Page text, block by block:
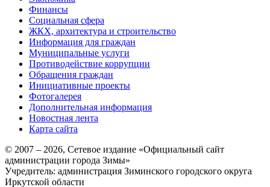
Финансы
Социальная сфера
ЖКХ, архитектура и строительство
Информация для граждан
Муниципальные услуги
Противодействие коррупции
Обращения граждан
Инициативные проекты
Фотогалерея
Дополнительная информация
Новостная лента
Карта сайта
© 2007 – 2026, Сетевое издание «Официальный сайт
администрации города Зимы»
Учредитель: администрация Зиминского городского округа
Иркутской области